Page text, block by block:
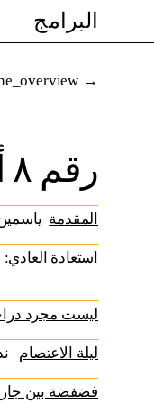
البرامج
رقم ٨ أغسطس ٢٠٢٢
المقدمة
استعادة
ليست مجرد
ليلة الاعتصام
فضفضة بين